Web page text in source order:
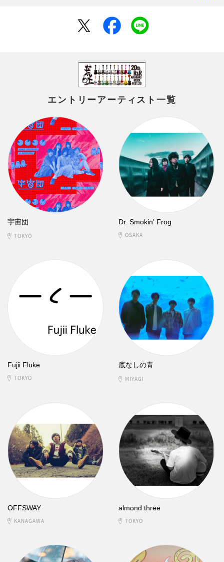
エントリーアーティスト一覧
宇宙団
TOKYO
Dr. Smokin' Frog
OSAKA
Fujii Fluke
TOKYO
底なしの青
MIYAGI
OFFSWAY
KANAGAWA
almond three
TOKYO